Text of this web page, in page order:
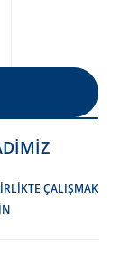
ÇALIŞMAK